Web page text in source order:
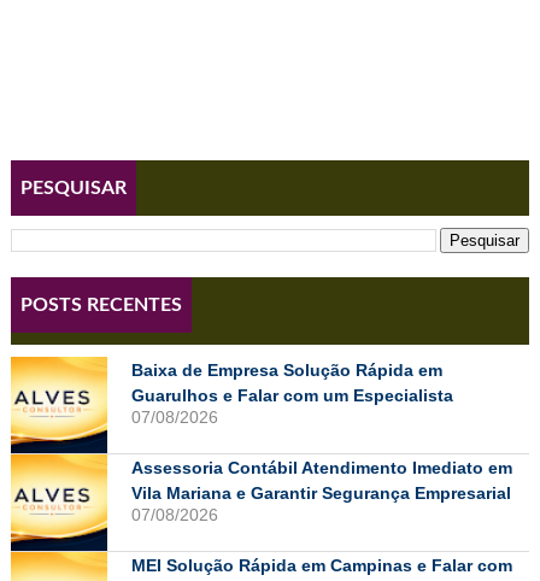
PESQUISAR
POSTS RECENTES
Baixa de Empresa Solução Rápida em
Guarulhos e Falar com um Especialista
07/08/2026
Assessoria Contábil Atendimento Imediato em
Vila Mariana e Garantir Segurança Empresarial
07/08/2026
MEI Solução Rápida em Campinas e Falar com